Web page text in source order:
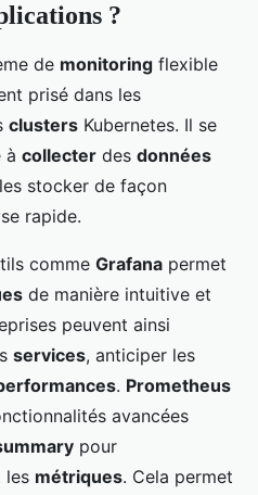
?
de monitoring flexible
prisé dans les
clusters Kubernetes. Il se
à collecter des données
stocker de façon
rapide.
comme Grafana permet
de manière intuitive et
peuvent ainsi
services, anticiper les
. Prometheus
avancées
pour
les métriques. Cela permet